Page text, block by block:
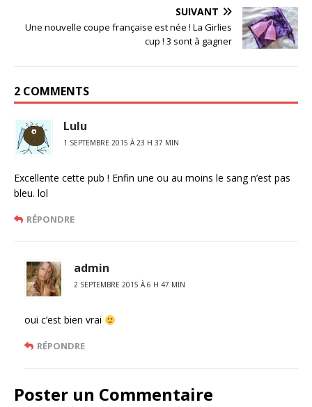
SUIVANT
Une nouvelle coupe française est née ! La Girlies
cup ! 3 sont à gagner
2 COMMENTS
Lulu
1 SEPTEMBRE 2015 À 23 H 37 MIN
Excellente cette pub ! Enfin une ou au moins le sang n’est pas
bleu. lol
RÉPONDRE
admin
2 SEPTEMBRE 2015 À 6 H 47 MIN
oui c’est bien vrai
RÉPONDRE
Poster un Commentaire